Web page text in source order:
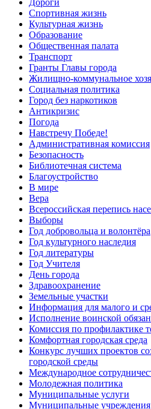
Дороги
Спортивная жизнь
Культурная жизнь
Образование
Общественная палата
Транспорт
Гранты Главы города
Жилищно-коммунальное
Социальная политика
Город без наркотиков
Антикризис
Погода
Навстречу Победе!
Административная комиссия
Безопасность
Библиотечная система
Благоустройство
В мире
Вера
Всероссийская перепись
Выборы
Год добровольца и волонтёра
Год культурного наследия
Год литературы
Год Учителя
День города
Здравоохранение
Земельные участки
Информация для малого и
Исполнение воинской
Комиссия по профилактике
Комфортная городская среда
Конкурс лучших проектов
городской среды
Международное
Молодежная политика
Муниципальные услуги
Муниципальные учреждения